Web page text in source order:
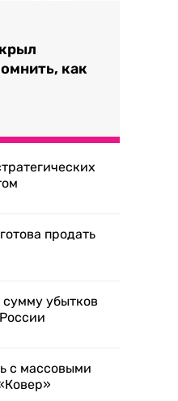
как
продать
убытков
с массовыми